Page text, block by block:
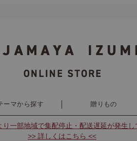
ーマから探す 贈りもの
り一部地域で集配停止・配送遅延が発生し
>> 詳しくはこちら <<